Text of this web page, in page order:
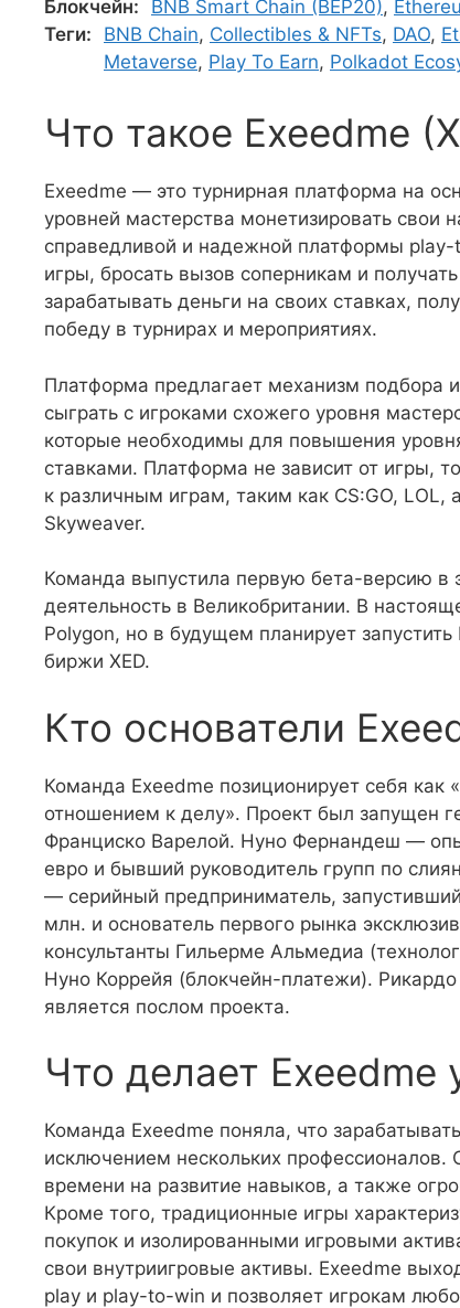
Блокчейн: BNB Smart Chain (BEP20),
Теги:
BNB Chain, Collectibles & NFTs, DAO,
Metaverse, Play To Earn, Polkadot
Что такое Exeedme
Exeedme — это турнирная платформа на
уровней мастерства монетизировать
справедливой и надежной платформы
игры, бросать вызов соперникам и
зарабатывать деньги на своих ставках,
победу в турнирах и мероприятиях.
Платформа предлагает механизм подбора
сыграть с игроками схожего уровня
которые необходимы для повышения
ставками. Платформа не зависит от игры,
к различным играм, таким как CS:GO,
Skyweaver.
Команда выпустила первую бета-версию в
деятельность в Великобритании. В
Polygon, но в будущем планирует
биржи XED.
Кто основатели
Команда Exeedme позиционирует себя
отношением к делу». Проект был запущен
Франциско Варелой. Нуно Фернандеш —
евро и бывший руководитель групп по
— серийный предприниматель,
млн. и основатель первого рынка
консультанты Гильерме Альмедиа
Нуно Коррейя (блокчейн-платежи).
является послом проекта.
Что делает Exeedme
Команда Exeedme поняла, что
исключением нескольких
времени на развитие навыков, а также
Кроме того, традиционные игры
покупок и изолированными игровыми
свои внутриигровые активы. Exeedme
play и play-to-win и позволяет игрокам